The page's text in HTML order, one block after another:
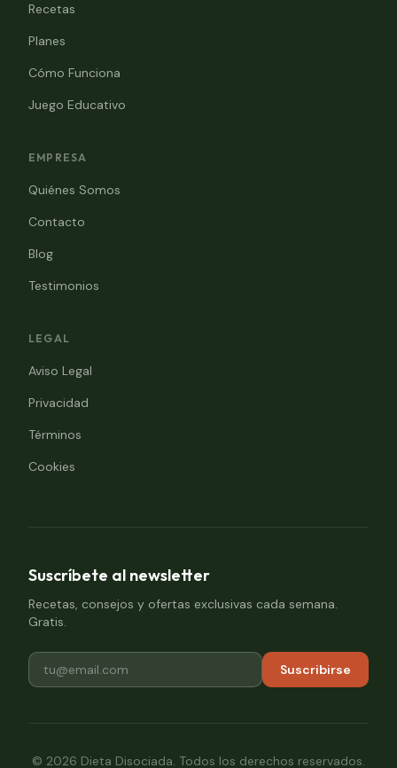
Recetas
Planes
Cómo Funciona
Juego Educativo
EMPRESA
Quiénes Somos
Contacto
Blog
Testimonios
LEGAL
Aviso Legal
Privacidad
Términos
Cookies
Suscríbete al newsletter
Recetas, consejos y ofertas exclusivas cada semana.
Gratis.
Suscribirse
© 2026 Dieta Disociada. Todos los derechos reservados.